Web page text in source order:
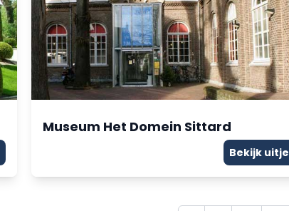
Museum Het Domein Sittard
Bekijk uitje